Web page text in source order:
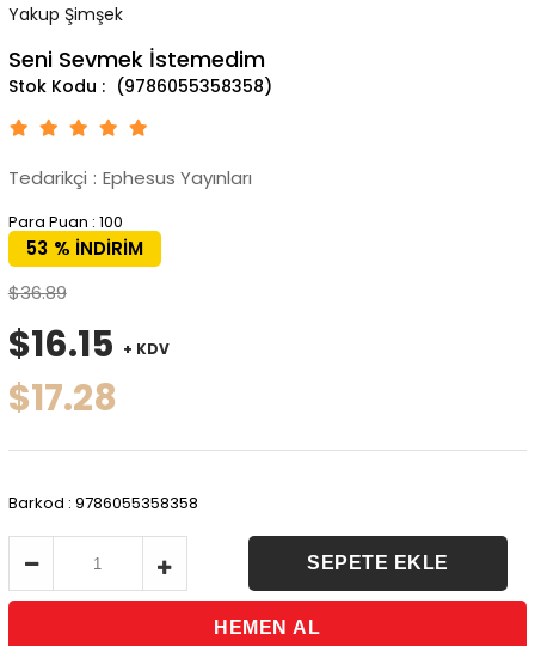
Yakup Şimşek
Seni Sevmek İstemedim
(9786055358358)
Tedarikçi : Ephesus Yayınları
Para Puan : 100
%
53
İNDIRIM
$36.89
$16.15 + KDV
$17.28
Barkod : 9786055358358